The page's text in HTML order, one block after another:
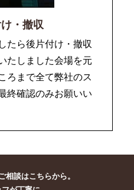
・撤収
たら後片付け・撤収
たしました会場を元
ろまで全て弊社のス
終確認のみお願いい
相談はこちらから。